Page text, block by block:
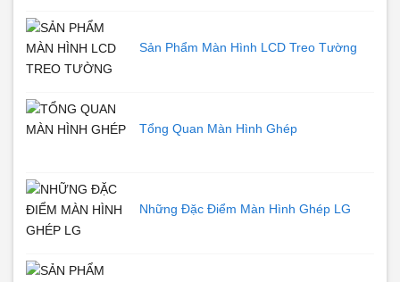
Sản Phẩm Màn Hình LCD Treo Tường
Tổng Quan Màn Hình Ghép
Những Đặc Điểm Màn Hình Ghép LG